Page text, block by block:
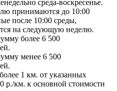
среда-воскресенье.
принимаются до 10:00
после 10:00 среды,
на следующую неделю.
более 6 500
менее 6 500
1 км. от указанных
р./км. к основной стоимости